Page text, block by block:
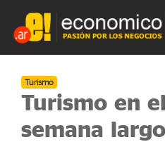
Turismo
Turismo en
semana largo